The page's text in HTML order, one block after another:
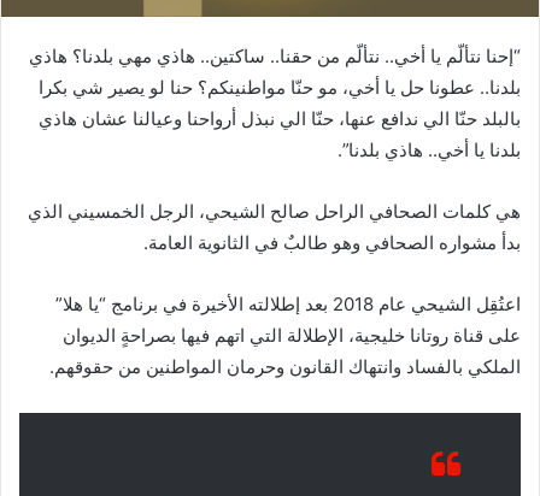
“إحنا نتألّم يا أخي.. نتألّم من حقنا.. ساكتين.. هاذي مهي بلدنا؟ هاذي
بلدنا.. عطونا حل يا أخي، مو حنّا مواطنينكم؟ حنا لو يصير شي بكرا
بالبلد حنّا الي ندافع عنها، حنّا الي نبذل أرواحنا وعيالنا عشان هاذي
بلدنا يا أخي.. هاذي بلدنا”.
هي كلمات الصحافي الراحل صالح الشيحي، الرجل الخمسيني الذي
بدأ مشواره الصحافي وهو طالبٌ في الثانوية العامة.
اعتُقِل الشيحي عام 2018 بعد إطلالته الأخيرة في برنامج “يا هلا”
على قناة روتانا خليجية، الإطلالة التي اتهم فيها بصراحةٍ الديوان
الملكي بالفساد وانتهاك القانون وحرمان المواطنين من حقوقهم.